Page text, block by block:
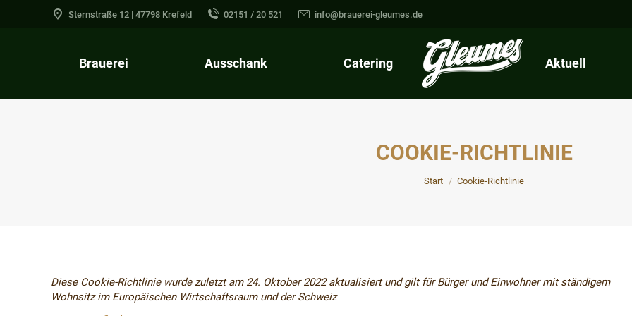
Sternstraße 12 | 47798 Krefeld 02151 / 20 521 info@brauerei-gleumes.de
Brauerei Ausschank Catering Aktuell
COOKIE-RICHTLINIE
Sie befinden sich hier:
Start Cookie-Richtlinie
Diese Cookie-Richtlinie wurde zuletzt am 24. Oktober 2022 aktualisiert und gilt für Bürger und Einwohner mit ständigem
Wohnsitz im Europäischen Wirtschaftsraum und der Schweiz